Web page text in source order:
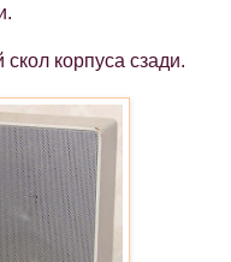
корпуса сзади.